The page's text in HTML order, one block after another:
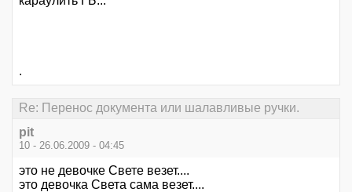
.
Re: Перенос документа или шалавливые ручки.
pit
10 - 26.06.2009 - 04:45
это не девочке Свете везет....
это девочка Света сама везет....